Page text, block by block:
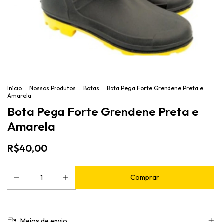
Início . Nossos Produtos . Botas . Bota Pega Forte Grendene Preta e
Amarela
Bota Pega Forte Grendene Preta e
Amarela
R$40,00